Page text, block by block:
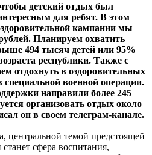
детский отдых был
для ребят. В этом
кампании мы
Планируем охватить
494 тысяч детей или 95%
республики. Также с
отдохнуть в оздоровительных
специальной военной операции.
направили более 245
организовать отдых около
он в своем телеграм-канале.
центральной темой предстоящей
сфера воспитания,